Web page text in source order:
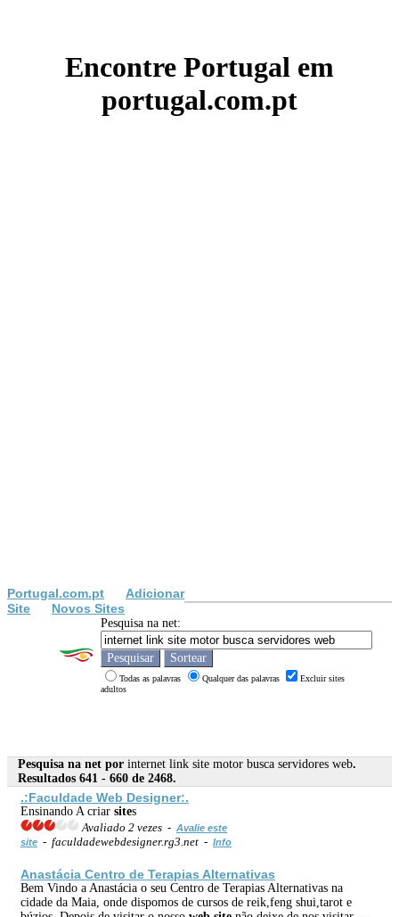
Encontre Portugal em
portugal.com.pt
Portugal.com.pt
Adicionar
Site
Novos Sites
Pesquisa na net:
Todas as palavras Qualquer das palavras
Excluir sites
adultos
Pesquisa na net por internet link site motor busca servidores web.
Resultados 641 - 660 de 2468.
.:Faculdade Web Designer:.
Ensinando A criar sites
Avaliado 2 vezes - Avalie este
site - faculdadewebdesigner.rg3.net - Info
Anastácia Centro de Terapias Alternativas
Bem Vindo a Anastácia o seu Centro de Terapias Alternativas na
cidade da Maia, onde dispomos de cursos de reik,feng shui,tarot e